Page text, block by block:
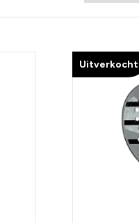
Uitverkocht